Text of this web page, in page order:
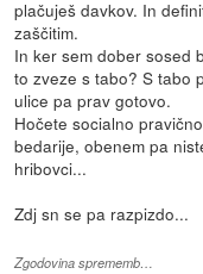
plačuješ davkov. In
zaščitim.
In ker sem dober sosed
to zveze s tabo? S tabo
ulice pa prav gotovo.
Hočete socialno
bedarije, obenem pa
hribovci...
Zdj sn se pa razpizdo...
Zgodovina sprememb…